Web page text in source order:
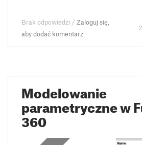
Brak odpowiedzi /Zaloguj się,
aby dodać komentarz
Modelowanie
parametryczne w
360